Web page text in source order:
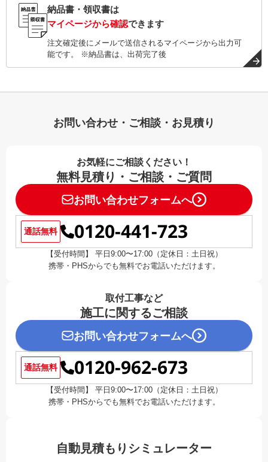
納品書・領収書は
マイページから確認できます
注文確定後にメールで送信されるマイページから出力可
能です。 ※納品書は、出荷完了後
お問い合わせ・ご相談・お見積り
お気軽にご相談ください！
無料見積り・ご相談・ご質問
お問い合わせフォームへ
通話無料 0120-441-723
【受付時間】 平日9:00〜17:00（定休日：土日祝）
携帯・PHSからでも無料でお電話いただけます。
取付工事など
施工に関するご相談
お問い合わせフォームへ
通話無料 0120-962-673
【受付時間】 平日9:00〜17:00（定休日：土日祝）
携帯・PHSからでも無料でお電話いただけます。
自動見積もりシミュレーター